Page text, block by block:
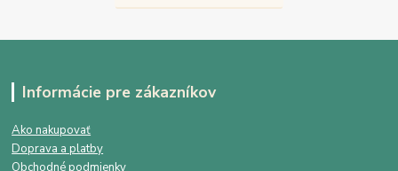
Informácie pre zákazníkov
Ako nakupovať
Doprava a platby
Obchodné podmienky